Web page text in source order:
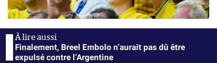
Finalement, Breel Embolo n’aurait pas dû être
expulsé contre l’Argentine